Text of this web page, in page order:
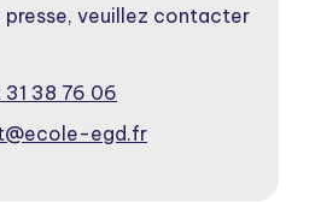
presse, veuillez contacter
31 38 76 06
egd.fr